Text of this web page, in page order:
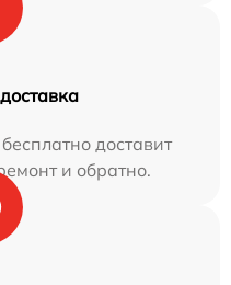
доставит
и обратно.